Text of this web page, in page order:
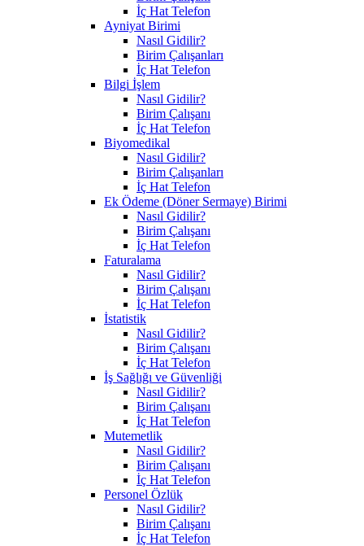
İç Hat Telefon
Ayniyat Birimi
Nasıl Gidilir?
Birim Çalışanları
İç Hat Telefon
Bilgi İşlem
Nasıl Gidilir?
Birim Çalışanı
İç Hat Telefon
Biyomedikal
Nasıl Gidilir?
Birim Çalışanları
İç Hat Telefon
Ek Ödeme (Döner Sermaye) Birimi
Nasıl Gidilir?
Birim Çalışanı
İç Hat Telefon
Faturalama
Nasıl Gidilir?
Birim Çalışanı
İç Hat Telefon
İstatistik
Nasıl Gidilir?
Birim Çalışanı
İç Hat Telefon
İş Sağlığı ve Güvenliği
Nasıl Gidilir?
Birim Çalışanı
İç Hat Telefon
Mutemetlik
Nasıl Gidilir?
Birim Çalışanı
İç Hat Telefon
Personel Özlük
Nasıl Gidilir?
Birim Çalışanı
İç Hat Telefon